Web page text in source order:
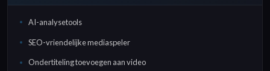
AI-analysetools
SEO-vriendelijke mediaspeler
Ondertiteling toevoegen aan video